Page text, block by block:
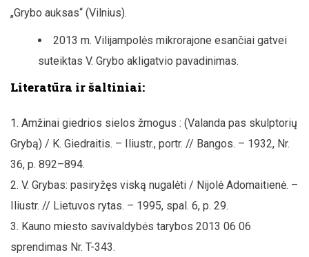
„Grybo auksas“ (Vilnius).
2013 m. Vilijampolės mikrorajone esančiai gatvei
suteiktas V. Grybo akligatvio pavadinimas.
Literatūra ir šaltiniai:
Amžinai giedrios sielos žmogus : (Valanda pas skulptorių
Grybą) / K. Giedraitis. – Iliustr., portr. // Bangos. – 1932, Nr.
36, p. 892–894.
V. Grybas: pasiryžęs viską nugalėti / Nijolė Adomaitienė. –
Iliustr. // Lietuvos rytas. – 1995, spal. 6, p. 29.
Kauno miesto savivaldybės tarybos 2013 06 06
sprendimas Nr. T-343.